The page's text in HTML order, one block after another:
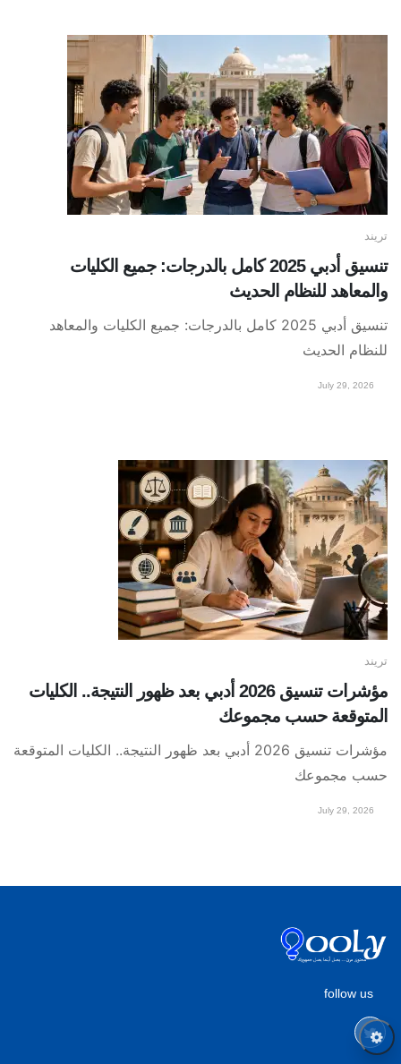
تريند
تنسيق أدبي 2025 كامل بالدرجات: جميع الكليات
والمعاهد للنظام الحديث
تنسيق أدبي 2025 كامل بالدرجات: جميع الكليات والمعاهد
للنظام الحديث
July 29, 2026
تريند
مؤشرات تنسيق 2026 أدبي بعد ظهور النتيجة.. الكليات
المتوقعة حسب مجموعك
مؤشرات تنسيق 2026 أدبي بعد ظهور النتيجة.. الكليات المتوقعة
حسب مجموعك
July 29, 2026
follow us